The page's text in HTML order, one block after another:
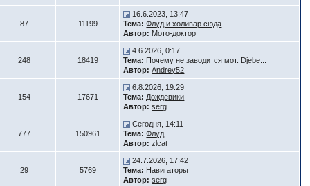
87 11199
16.6.2023, 13:47
Тема: Флуд и холивар сюда
Автор: Мото-доктор
248 18419
4.6.2026, 0:17
Тема: Почему не заводится мот. Djebe...
Автор: Andrey52
154 17671
6.8.2026, 19:29
Тема: Дождевики
Автор: serg
777 150961
Сегодня, 14:11
Тема: Флуд
Автор: zlcat
29 5769
24.7.2026, 17:42
Тема: Навигаторы
Автор: serg